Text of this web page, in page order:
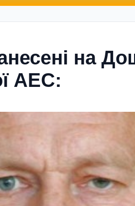
на
АЕС: